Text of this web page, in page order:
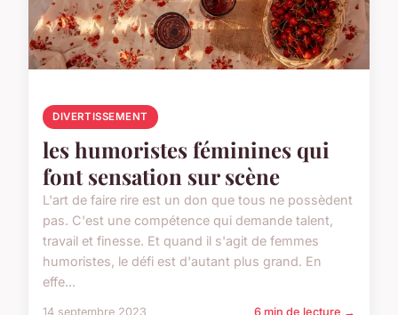
DIVERTISSEMENT
les humoristes féminines qui
font sensation sur scène
L'art de faire rire est un don que tous ne possèdent
pas. C'est une compétence qui demande talent,
travail et finesse. Et quand il s'agit de femmes
humoristes, le défi est d'autant plus grand. En
effe...
14 septembre 2023 6 min de lecture →